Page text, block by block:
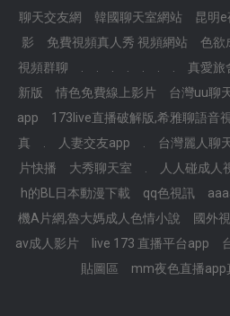
聊天交友網
韓國聊天室網站 昆明
影
免費視頻真人秀 視頻網站 色欲
視頻群聊
真愛旅
新版
情色免費線上影片 台灣uu聊
app
173live直播破解版,希雅聊語音
真
人妻交友app 台灣麗人聊
片快播
大秀聊天室 人人碰成人
h的BL日本動漫下載
qq色視訊
機A片網,魯大媽成人色情小說
國外
av成人影片
live 173 直播平台app
貼圖區
mm夜色直播app